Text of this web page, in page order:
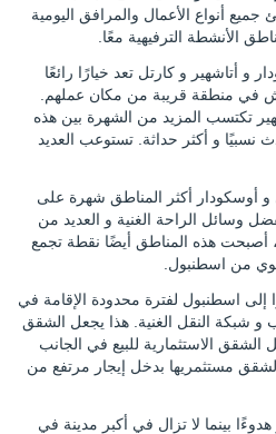
أنواع الأعمال والمرافق اليومية
الأنشطة الترفيهية معًا.
و أتاشهير و كارتل تعد خيارًا رائعًا
في منطقة قريبة من مكان عملهم.
تكتسب المزيد من الشهرة بين هذه
نسبيًا و أكثر حداثة. تستوعب العديد
و أوسكودار أكثر المناطق شهرة على
وسائل الراحة الغنية و العديد من
أصبحت هذه المناطق أيضًا نقطة تجمع
من اسطنبول.
إلى اسطنبول لفترة محدودة الإقامة في
شبكة النقل الغنية. هذا يجعل الشقق
الاستثمارية للبيع في الجانب
مستثمريها بدخل إيجار مرتفع من
بينما لا تزال في أكبر مدينة في